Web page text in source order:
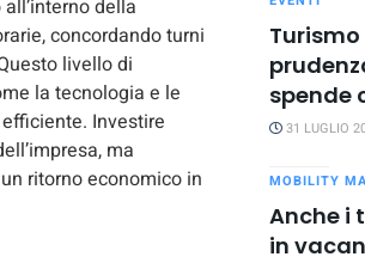
della
concordando turni
livello di
la tecnologia e le
Investire
ma
ritorno economico in
spende
31 LUGLIO
MOBILITY
Anche i
in